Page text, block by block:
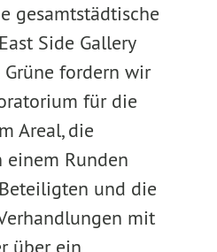
gesamtstädtische
Side Gallery
Grüne fordern wir
für die
Areal, die
Runden
und die
mit
über ein